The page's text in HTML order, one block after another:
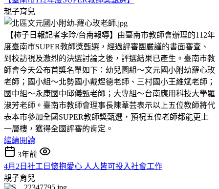
親子育兒
【柿子日報記者李玲/台南報導】由臺南市教師會辦理的112年
度臺南市SUPER教師獎甄選，經過評審團嚴謹的書面審查、
到校訪視及激烈的決選討論之後，評選結果已產生。臺南市教
師會今天公布首獎名單如下：幼兒園組～文元國小附幼羅心玫
老師；國小組～北勢國小戴煜德老師、三村國小王維斌老師；
國中組～永康國中邱儀甄老師；大專組～台南應用科技大學羅
淑芳老師。臺南市教師會理事長陳葦芸表示以上五位教師將代
表本市參加全國SUPER教師獎甄選，預祝五位老師都能更上
一層樓，獲得全國評審的肯定。
繼續閱讀
3年前
4月2日社工日懷抱愛心 人人皆可投入社會工作
親子育兒